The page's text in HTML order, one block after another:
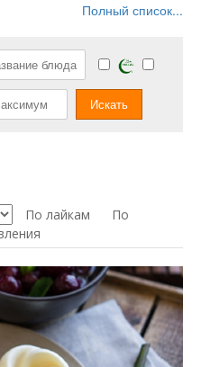
Полный список...
По лайкам
По